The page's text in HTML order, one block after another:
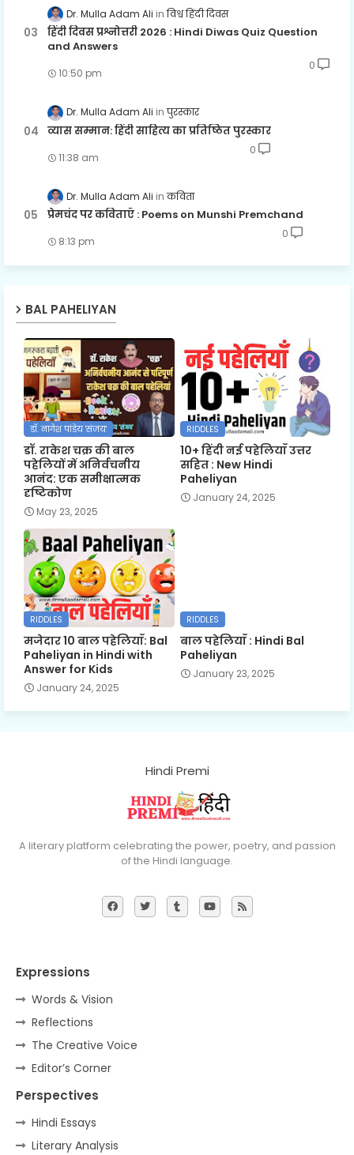
Dr. Mulla Adam Ali विश्व हिंदी दिवस
हिंदी दिवस प्रश्नोत्तरी 2026 : Hindi Diwas Quiz Question
and Answers
10:50 pm
0
Dr. Mulla Adam Ali पुरस्कार
व्यास सम्मान: हिंदी साहित्य का प्रतिष्ठित पुरस्कार
11:38 am
0
Dr. Mulla Adam Ali कविता
प्रेमचंद पर कविताएँ : Poems on Munshi Premchand
8:13 pm
0
BAL PAHELIYAN
डॉ. नागेश पांडेय 'संजय'
डॉ. राकेश चक्र की बाल
पहेलियों में अनिर्वचनीय
आनंद: एक समीक्षात्मक
दृष्टिकोण
May 23, 2025
RIDDLES
10+ हिंदी नई पहेलियाँ उत्तर
सहित : New Hindi
Paheliyan
January 24, 2025
RIDDLES
मजेदार 10 बाल पहेलियाँ: Bal
Paheliyan in Hindi with
Answer for Kids
January 24, 2025
RIDDLES
बाल पहेलियाँ : Hindi Bal
Paheliyan
January 23, 2025
Hindi Premi
A literary platform celebrating the power, poetry, and passion
of the Hindi language.
Expressions
Words & Vision
Reflections
The Creative Voice
Editor’s Corner
Perspectives
Hindi Essays
Literary Analysis